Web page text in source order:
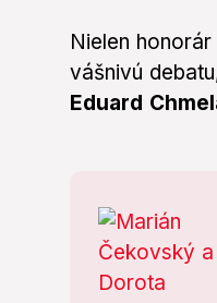
Nielen
vášnivú
Eduard